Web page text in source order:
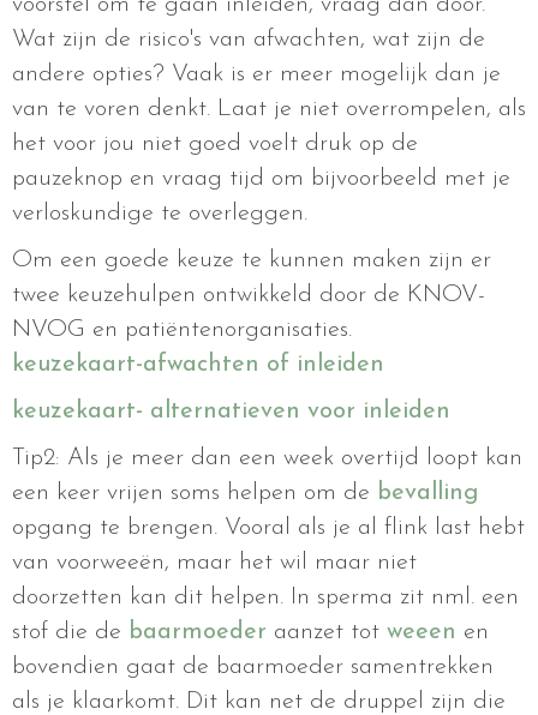
voorstel om te gaan inleiden, vraag dan door.
Wat zijn de risico's van afwachten, wat zijn de
andere opties? Vaak is er meer mogelijk dan je
van te voren denkt. Laat je niet overrompelen, als
het voor jou niet goed voelt druk op de
pauzeknop en vraag tijd om bijvoorbeeld met je
verloskundige te overleggen.
Om een goede keuze te kunnen maken zijn er
twee keuzehulpen ontwikkeld door de KNOV-
NVOG en patiëntenorganisaties.
keuzekaart-afwachten of inleiden
keuzekaart- alternatieven voor inleiden
Tip2: Als je meer dan een week overtijd loopt kan
een keer vrijen soms helpen om de bevalling
opgang te brengen. Vooral als je al flink last hebt
van voorweeën, maar het wil maar niet
doorzetten kan dit helpen. In sperma zit nml. een
stof die de baarmoeder aanzet tot weeen en
bovendien gaat de baarmoeder samentrekken
als je klaarkomt. Dit kan net de druppel zijn die